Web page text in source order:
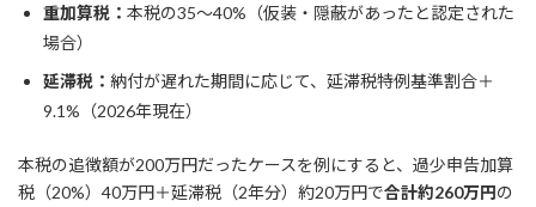
重加算税： 本税の35〜40%（仮装・隠蔽があったと認定された
場合）
延滞税： 納付が遅れた期間に応じて、延滞税特例基準割合＋
9.1%（2026年現在）
本税の追徴額が200万円だったケースを例にすると、過少申告加算
税（20%）40万円＋延滞税（2年分）約20万円で合計約260万円の